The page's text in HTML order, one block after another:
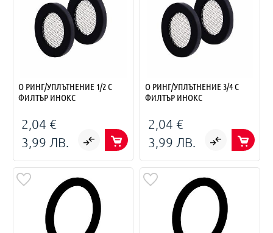
О РИНГ/УПЛЪТНЕНИЕ 1/2 С
ФИЛТЪР ИНОКС
2,04 €
3,99 ЛВ.
О РИНГ/УПЛЪТНЕНИЕ 3/4 С
ФИЛТЪР ИНОКС
2,04 €
3,99 ЛВ.